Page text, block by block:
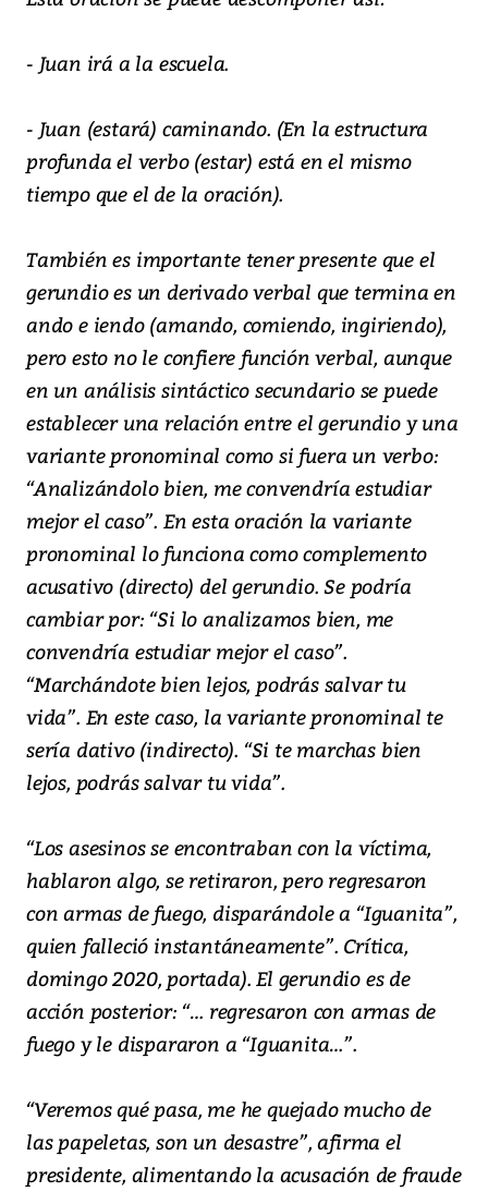
- Juan irá a la escuela.
- Juan (estará) caminando. (En la estructura
profunda el verbo (estar) está en el mismo
tiempo que el de la oración).
También es importante tener presente que el
gerundio es un derivado verbal que termina en
ando e iendo (amando, comiendo, ingiriendo),
pero esto no le confiere función verbal, aunque
en un análisis sintáctico secundario se puede
establecer una relación entre el gerundio y una
variante pronominal como si fuera un verbo:
“Analizándolo bien, me convendría estudiar
mejor el caso”. En esta oración la variante
pronominal lo funciona como complemento
acusativo (directo) del gerundio. Se podría
cambiar por: “Si lo analizamos bien, me
convendría estudiar mejor el caso”.
“Marchándote bien lejos, podrás salvar tu
vida”. En este caso, la variante pronominal te
sería dativo (indirecto). “Si te marchas bien
lejos, podrás salvar tu vida”.
“Los asesinos se encontraban con la víctima,
hablaron algo, se retiraron, pero regresaron
con armas de fuego, disparándole a “Iguanita”,
quien falleció instantáneamente”. Crítica,
domingo 2020, portada). El gerundio es de
acción posterior: “… regresaron con armas de
fuego y le dispararon a “Iguanita…”.
“Veremos qué pasa, me he quejado mucho de
las papeletas, son un desastre”, afirma el
presidente, alimentando la acusación de fraude